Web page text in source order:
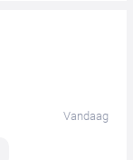
Vandaag